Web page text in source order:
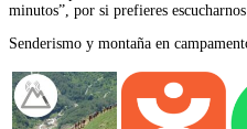
minutos”, por si prefieres
Senderismo y montaña en